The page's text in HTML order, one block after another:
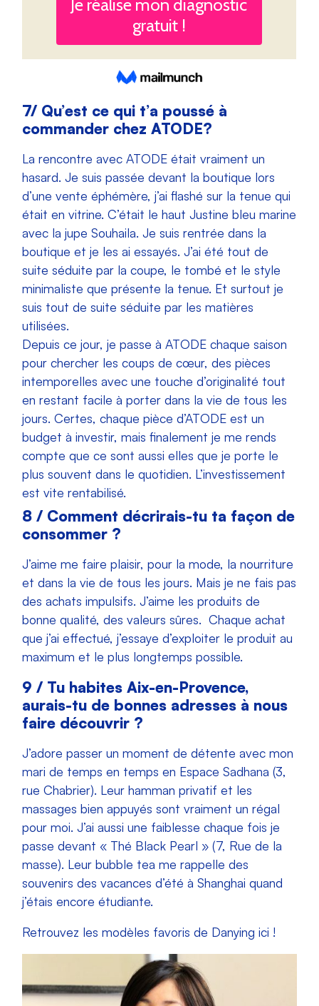
7/ Qu’est ce qui t’a poussé à
commander chez ATODE?
La rencontre avec ATODE était vraiment un
hasard. Je suis passée devant la boutique lors
d’une vente éphémère, j’ai flashé sur la tenue qui
était en vitrine. C’était le haut Justine bleu marine
avec la jupe Souhaila. Je suis rentrée dans la
boutique et je les ai essayés. J’ai été tout de
suite séduite par la coupe, le tombé et le style
minimaliste que présente la tenue. Et surtout je
suis tout de suite séduite par les matières
utilisées.
Depuis ce jour, je passe à ATODE chaque saison
pour chercher les coups de cœur, des pièces
intemporelles avec une touche d’originalité tout
en restant facile à porter dans la vie de tous les
jours. Certes, chaque pièce d’ATODE est un
budget à investir, mais finalement je me rends
compte que ce sont aussi elles que je porte le
plus souvent dans le quotidien. L’investissement
est vite rentabilisé.
8 / Comment décrirais-tu ta façon de
consommer ?
J’aime me faire plaisir, pour la mode, la nourriture
et dans la vie de tous les jours. Mais je ne fais pas
des achats impulsifs. J’aime les produits de
bonne qualité, des valeurs sûres. Chaque achat
que j’ai effectué, j’essaye d’exploiter le produit au
maximum et le plus longtemps possible.
9 / Tu habites Aix-en-Provence,
aurais-tu de bonnes adresses à nous
faire découvrir ?
J’adore passer un moment de détente avec mon
mari de temps en temps en Espace Sadhana (3,
rue Chabrier). Leur hamman privatif et les
massages bien appuyés sont vraiment un régal
pour moi. J’ai aussi une faiblesse chaque fois je
passe devant « Thé Black Pearl » (7, Rue de la
masse). Leur bubble tea me rappelle des
souvenirs des vacances d’été à Shanghai quand
j’étais encore étudiante.
Retrouvez les modèles favoris de Danying ici !